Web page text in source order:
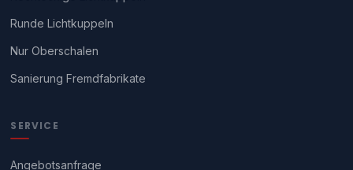
Runde Lichtkuppeln
Nur Oberschalen
Sanierung Fremdfabrikate
SERVICE
Angebotsanfrage